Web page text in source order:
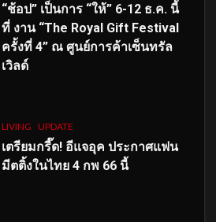
“ช้อป” เป็นการ “ให้” 6-12 ธ.ค. นี้
ที่ งาน “The Royal Gift Festival
ครั้งที่ 4” ณ ศูนย์การค้าเซ็นทรัล
เวิลด์
LIVING UPDATE
เตรียมกรี๊ด! อีแจอุค ประกาศแฟน
มีตติ้งในไทย 4 กพ 66 นี้